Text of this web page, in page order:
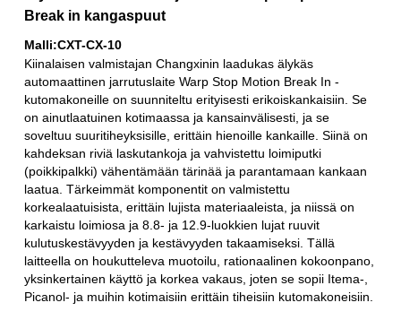
Break in kangaspuut
Malli:CXT-CX-10
Kiinalaisen valmistajan Changxinin laadukas älykäs
automaattinen jarrutuslaite Warp Stop Motion Break In -
kutomakoneille on suunniteltu erityisesti erikoiskankaisiin. Se
on ainutlaatuinen kotimaassa ja kansainvälisesti, ja se
soveltuu suuritiheyksisille, erittäin hienoille kankaille. Siinä on
kahdeksan riviä laskutankoja ja vahvistettu loimiputki
(poikkipalkki) vähentämään tärinää ja parantamaan kankaan
laatua. Tärkeimmät komponentit on valmistettu
korkealaatuisista, erittäin lujista materiaaleista, ja niissä on
karkaistu loimiosa ja 8.8- ja 12.9-luokkien lujat ruuvit
kulutuskestävyyden ja kestävyyden takaamiseksi. Tällä
laitteella on houkutteleva muotoilu, rationaalinen kokoonpano,
yksinkertainen käyttö ja korkea vakaus, joten se sopii Itema-,
Picanol- ja muihin kotimaisiin erittäin tiheisiin kutomakoneisiin.